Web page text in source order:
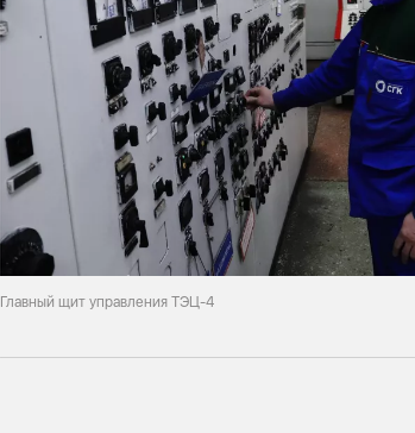
Главный щит управления ТЭЦ-4